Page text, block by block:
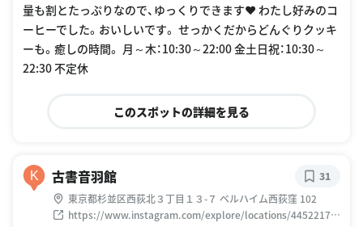
量も割とたっぷりなので、ゆっくりできます❤︎ わたし好みのコ
ーヒーでした。おいしいです。 せっかくだからどんぐりクッキ
ーも。癒しの時間。 月～木：10:30～22:00 金土日祝：10:30～
22:30 不定休
このスポットの詳細を見る
K 古書音羽館
東京都杉並区西荻北３丁目１３-７ ベルハイム西荻窪 102
https://www.instagram.com/explore/locations/44522176
31